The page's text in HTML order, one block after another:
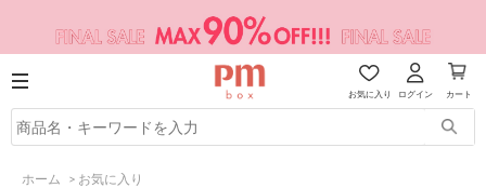
お気に入り ログイン カート
ホーム > お気に入り